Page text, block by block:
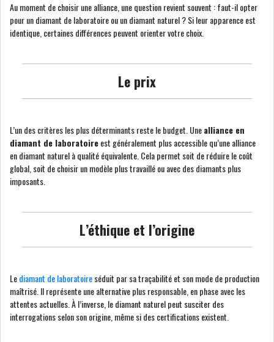
Au moment de choisir une alliance, une question revient souvent : faut-il opter
pour un diamant de laboratoire ou un diamant naturel ? Si leur apparence est
identique, certaines différences peuvent orienter votre choix.
Le prix
L’un des critères les plus déterminants reste le budget. Unealliance en
diamant de laboratoireest généralement plus accessible qu’une alliance
en diamant naturel à qualité équivalente. Cela permet soit de réduire le coût
global, soit de choisir un modèle plus travaillé ou avec des diamants plus
imposants.
L’éthique et l’origine
Lediamant de laboratoireséduit par sa traçabilité et son mode de production
maîtrisé. Il représente une alternative plus responsable, en phase avec les
attentes actuelles. À l’inverse, le diamant naturel peut susciter des
interrogations selon son origine, même si des certifications existent.